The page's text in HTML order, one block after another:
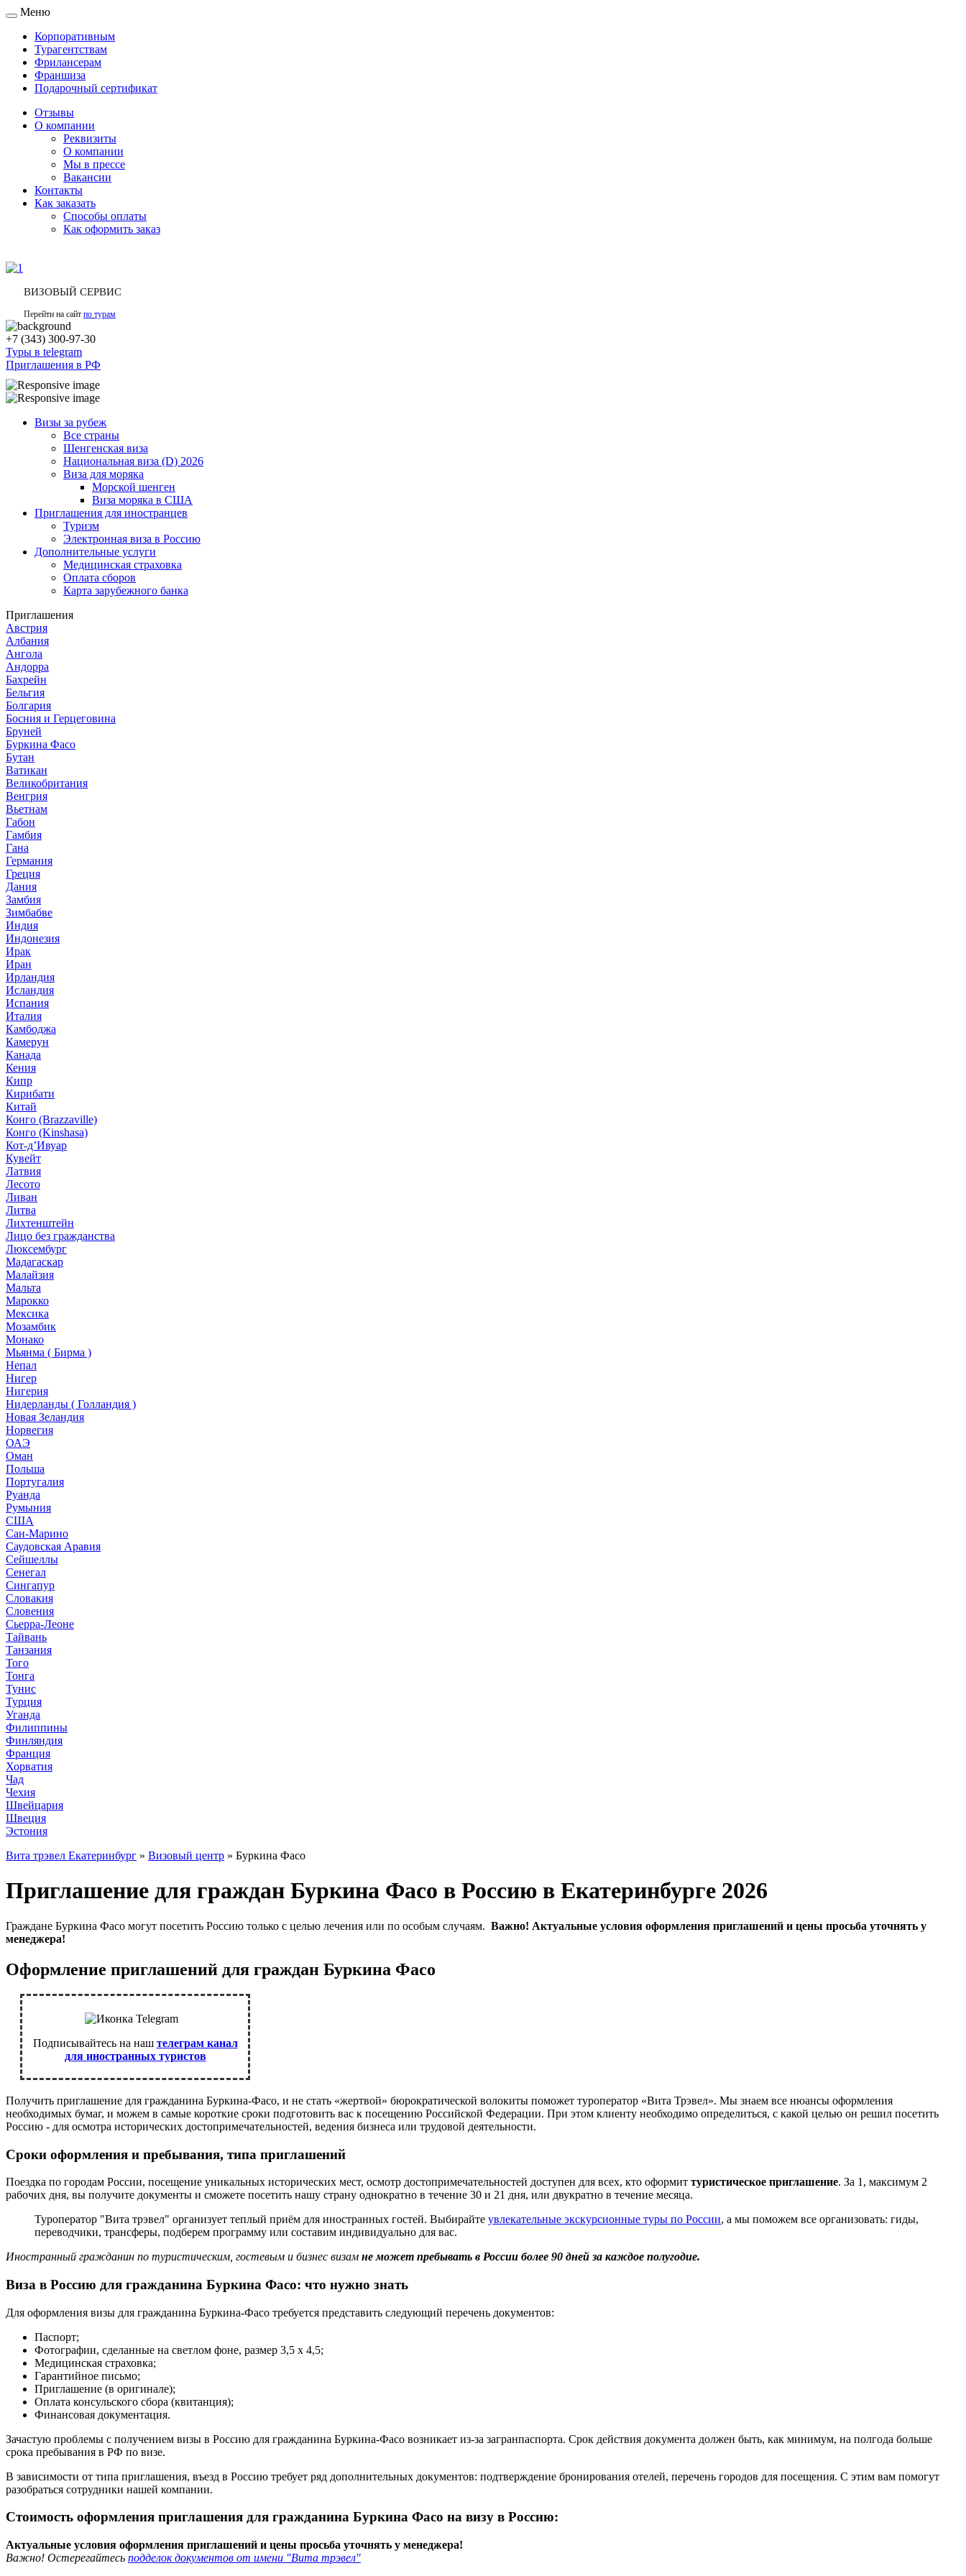
Toggle
navigation
Меню
Корпоративным
Турагентствам
Фрилансерам
Франшиза
Подарочный сертификат
Отзывы
О компании
Реквизиты
О компании
Мы в прессе
Вакансии
Контакты
Как заказать
Способы оплаты
Как оформить заказ
ВИЗОВЫЙ СЕРВИС
Перейти на сайт по турам
+7 (343) 300-97-30
Туры в telegram
Приглашения в РФ
Визы за рубеж
Все страны
Шенгенская виза
Национальная виза (D) 2026
Виза для моряка
Морской шенген
Виза моряка в США
Приглашения для иностранцев
Туризм
Электронная виза в Россию
Дополнительные услуги
Медицинская страховка
Оплата сборов
Карта зарубежного банка
Приглашения
Австрия
Албания
Ангола
Андорра
Бахрейн
Бельгия
Болгария
Босния и Герцеговина
Бруней
Буркина Фасо
Бутан
Ватикан
Великобритания
Венгрия
Вьетнам
Габон
Гамбия
Гана
Германия
Греция
Дания
Замбия
Зимбабве
Индия
Индонезия
Ирак
Иран
Ирландия
Исландия
Испания
Италия
Камбоджа
Камерун
Канада
Кения
Кипр
Кирибати
Китай
Конго (Brazzaville)
Конго (Kinshasa)
Кот-д’Ивуар
Кувейт
Латвия
Лесото
Ливан
Литва
Лихтенштейн
Лицо без гражданства
Люксембург
Мадагаскар
Малайзия
Мальта
Марокко
Мексика
Мозамбик
Монако
Мьянма ( Бирма )
Непал
Нигер
Нигерия
Нидерланды ( Голландия )
Новая Зеландия
Норвегия
ОАЭ
Оман
Польша
Португалия
Руанда
Румыния
США
Сан-Марино
Саудовская Аравия
Сейшеллы
Сенегал
Сингапур
Словакия
Словения
Сьерра-Леоне
Тайвань
Танзания
Того
Тонга
Тунис
Турция
Уганда
Филиппины
Финляндия
Франция
Хорватия
Чад
Чехия
Швейцария
Швеция
Эстония
Вита трэвел Екатеринбург » Визовый центр » Буркина Фасо
Приглашение для граждан Буркина Фасо в Россию в Екатеринбурге 2026
Граждане Буркина Фасо могут посетить Россию только с целью лечения или по особым случаям. Важно! Актуальные условия оформления приглашений и цены просьба уточнять у
менеджера!
Оформление приглашений для граждан Буркина Фасо
Подписывайтесь на наш телеграм канал
для иностранных туристов
Получить приглашение для гражданина Буркина-Фасо, и не стать «жертвой» бюрократической волокиты поможет туроператор «Вита Трэвел». Мы знаем все нюансы оформления
необходимых бумаг, и можем в самые короткие сроки подготовить вас к посещению Российской Федерации. При этом клиенту необходимо определиться, с какой целью он решил посетить
Россию - для осмотра исторических достопримечательностей, ведения бизнеса или трудовой деятельности.
Сроки оформления и пребывания, типа приглашений
Поездка по городам России, посещение уникальных исторических мест, осмотр достопримечательностей доступен для всех, кто оформит туристическое приглашение. За 1, максимум 2
рабочих дня, вы получите документы и сможете посетить нашу страну однократно в течение 30 и 21 дня, или двукратно в течение месяца.
Туроператор "Вита трэвел" организует теплый приём для иностранных гостей. Выбирайте увлекательные экскурсионные туры по России, а мы поможем все организовать: гиды,
переводчики, трансферы, подберем программу или составим индивидуально для вас.
Иностранный гражданин по туристическим, гостевым и бизнес визам не может пребывать в России более 90 дней за каждое полугодие.
Виза в Россию для гражданина Буркина Фасо: что нужно знать
Для оформления визы для гражданина Буркина-Фасо требуется представить следующий перечень документов:
Паспорт;
Фотографии, сделанные на светлом фоне, размер 3,5 х 4,5;
Медицинская страховка;
Гарантийное письмо;
Приглашение (в оригинале);
Оплата консульского сбора (квитанция);
Финансовая документация.
Зачастую проблемы с получением визы в Россию для гражданина Буркина-Фасо возникает из-за загранпаспорта. Срок действия документа должен быть, как минимум, на полгода больше
срока пребывания в РФ по визе.
В зависимости от типа приглашения, въезд в Россию требует ряд дополнительных документов: подтверждение бронирования отелей, перечень городов для посещения. С этим вам помогут
разобраться сотрудники нашей компании.
Стоимость оформления приглашения для гражданина Буркина Фасо на визу в Россию:
Актуальные условия оформления приглашений и цены просьба уточнять у менеджера!
Важно! Остерегайтесь подделок документов от имени "Вита трэвел"